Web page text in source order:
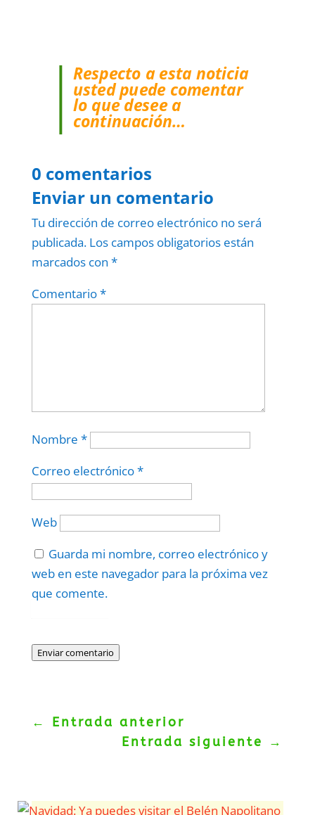
Respecto a esta noticia
usted puede comentar
lo que desee a
continuación…
0 comentarios
Enviar un comentario
Tu dirección de correo electrónico no será
publicada. Los campos obligatorios están
marcados con *
Comentario*
Nombre *
Correo electrónico*
Web
Guarda mi nombre, correo electrónico y
web en este navegador para la próxima vez
que comente.
Enviar comentario
← Entrada anterior
Entrada siguiente
→